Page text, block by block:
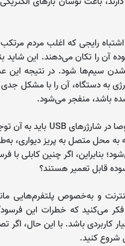
اشتباه رایجی که اغلب مردم
را تکان می‌دهند. این شاید
شدن سیم‌ها شود. در نتیجه این
به دستگاه، آن را با مشکل
باشد، منفجر می‌شود.
بنابراین، اگر چنین کابلی با
و به‌خصوص پلتفرم‌هایی
می‌کنید که خطرات این
کاربردی باشد. با این حال،
کنید.